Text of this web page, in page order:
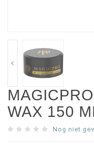
WAX 150
Nog niet